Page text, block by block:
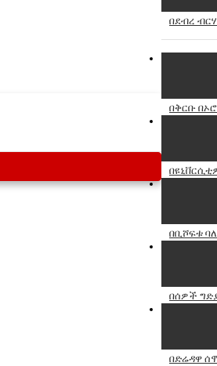
በደብረ
በቅርቡ
በቢሾፍቱ
በሰዎች
በድሬዳዋ
Report